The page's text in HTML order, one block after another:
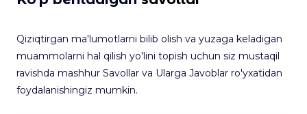
Qiziqtirgan ma'lumotlarni bilib olish va yuzaga keladigan
muammolarni hal qilish yo'lini topish uchun siz mustaqil
ravishda mashhur Savollar va Ularga Javoblar ro'yxatidan
foydalanishingiz mumkin.